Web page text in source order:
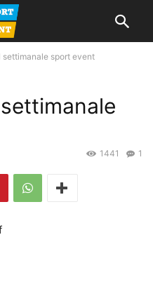
settimanale sport event
1
1441